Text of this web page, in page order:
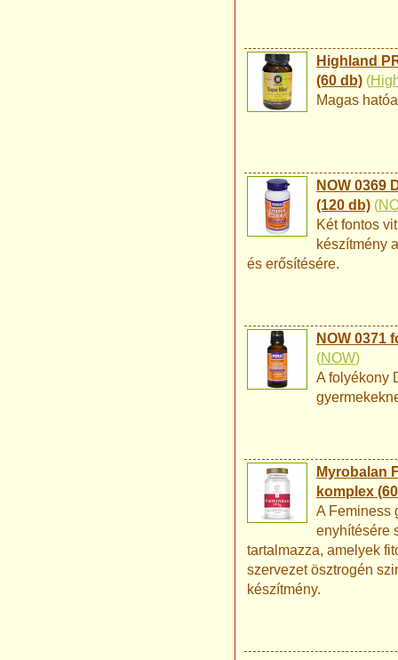
Highland
(60 db) (
Magas
NOW 0369
(120 db) (
Két fontos
készítmény
és erősítésére.
NOW 0371
(NOW)
A folyékony
Myrobalan
komplex
A Feminess
enyhítésére
tartalmazza, amelyek
szervezet ösztrogén
készítmény.